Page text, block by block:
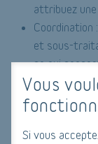
Vous
Si vous
attribuez une
Coordination
et sous-
ce qui
Étape 5 :